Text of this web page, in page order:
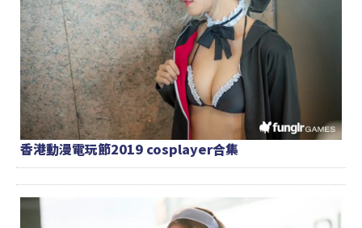
香港動漫電玩節2019 cosplayer合集